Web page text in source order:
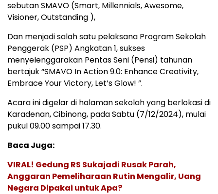
sebutan SMAVO (Smart, Millennials, Awesome,
Visioner, Outstanding ),
Dan menjadi salah satu pelaksana Program Sekolah
Penggerak (PSP) Angkatan 1, sukses
menyelenggarakan Pentas Seni (Pensi) tahunan
bertajuk “SMAVO In Action 9.0: Enhance Creativity,
Embrace Your Victory, Let’s Glow! ”.
Acara ini digelar di halaman sekolah yang berlokasi di
Karadenan, Cibinong, pada Sabtu (7/12/2024), mulai
pukul 09.00 sampai 17.30.
Baca Juga:
VIRAL! Gedung RS Sukajadi Rusak Parah,
Anggaran Pemeliharaan Rutin Mengalir, Uang
Negara Dipakai untuk Apa?